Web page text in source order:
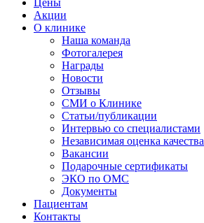
Цены
Акции
О клинике
Наша команда
Фотогалерея
Награды
Новости
Отзывы
СМИ о Клинике
Статьи/публикации
Интервью со специалистами
Независимая оценка качества
Вакансии
Подарочные сертификаты
ЭКО по ОМС
Документы
Пациентам
Контакты